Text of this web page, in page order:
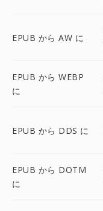
EPUB から AW に
EPUB から WEBP
に
EPUB から DDS に
EPUB から DOTM
に